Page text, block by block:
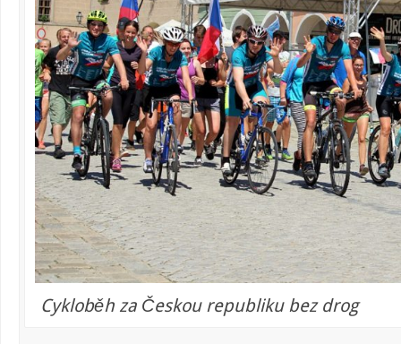
Cykloběh za Českou republiku bez drog